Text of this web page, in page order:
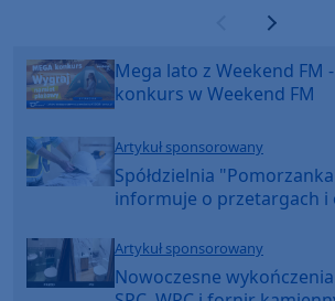
Poprzednia
Mega lato z Weekend FM
konkurs w Weekend FM
Artykuł sponsorowany
Spółdzielnia
informuje o przetargach i
Artykuł sponsorowany
Nowoczesne